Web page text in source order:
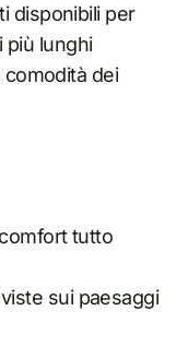
disponibili per
più lunghi
dei
tutto
sui paesaggi